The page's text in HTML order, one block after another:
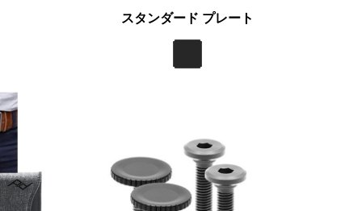
スタンダード プレート